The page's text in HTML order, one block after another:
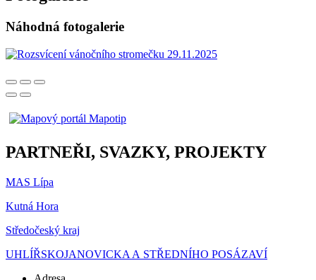
Náhodná fotogalerie
PARTNEŘI, SVAZKY, PROJEKTY
MAS Lípa
Kutná Hora
Středočeský kraj
UHLÍŘSKOJANOVICKA A STŘEDNÍHO POSÁZAVÍ